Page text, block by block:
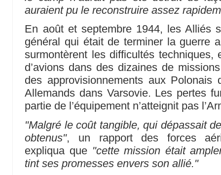
auraient pu le reconstruire assez
En août et septembre 1944, les Alliés
général qui était de terminer la guerre
surmontèrent les difficultés techniques,
d’avions dans des dizaines de
des approvisionnements aux
Allemands dans Varsovie. Les pertes
partie de l’équipement n’atteignit pas
"Malgré le coût tangible, qui dépassait
obtenus", un rapport des forces
expliqua que "cette mission était
tint ses promesses envers son allié."